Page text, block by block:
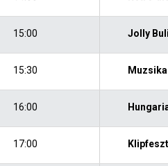
15:00 Jolly Buli
15:30
16:00
17:00